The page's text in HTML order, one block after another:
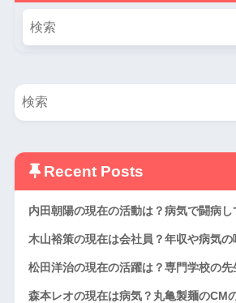
Recent Posts
内田朝陽の現在の活動は？病気で闘病し
木山裕策の現在は会社員？年収や病気の
松田洋治の現在の活躍は？専門学校の先
森本レオの現在は病気？丸亀製麺のCM